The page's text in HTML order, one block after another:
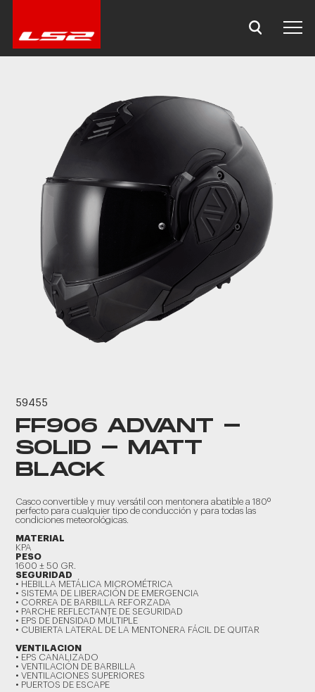
59455
FF906 ADVANT -
SOLID - MATT
BLACK
Casco convertible y muy versátil con mentonera abatible a 180º
perfecto para cualquier tipo de conducción y para todas las
condiciones meteorológicas.
MATERIAL
KPA
PESO
1600 ± 50 GR.
SEGURIDAD
• HEBILLA METÁLICA MICROMÉTRICA
• SISTEMA DE LIBERACIÓN DE EMERGENCIA
• CORREA DE BARBILLA REFORZADA
• PARCHE REFLECTANTE DE SEGURIDAD
• EPS DE DENSIDAD MÚLTIPLE
• CUBIERTA LATERAL DE LA MENTONERA FÁCIL DE QUITAR
VENTILACION
• EPS CANALIZADO
• VENTILACIÓN DE BARBILLA
• VENTILACIONES SUPERIORES
• PUERTOS DE ESCAPE